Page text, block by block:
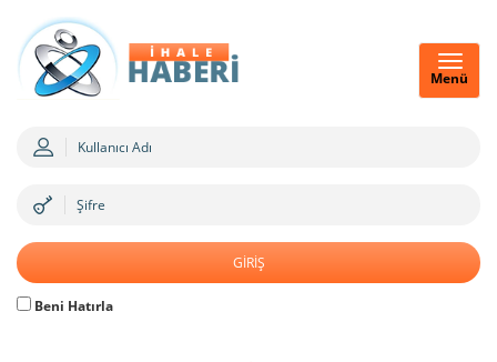
Menü
Beni Hatırla